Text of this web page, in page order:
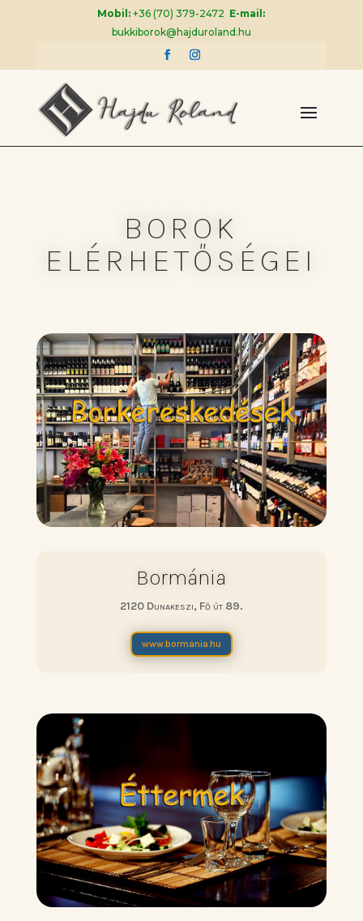
Mobil: +36 (70) 379-2472 E-mail:
bukkiborok@hajduroland.hu
BOROK
ELÉRHETŐSÉGEI
Bormánia
2120 Dunakeszi, Fő út 89.
www.bormania.hu